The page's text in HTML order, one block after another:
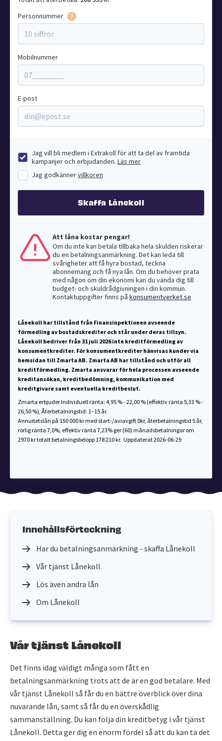
Personnummer
Mobilnummer
E-post
Jag vill bli medlem i Extrakoll för att ta del av framtida
kampanjer och erbjudanden. Läs mer
Jag godkännervillkoren
Skaffa Lånekoll
Att låna kostar pengar!
Om du inte kan betala tillbaka hela skulden riskerar
du en betalningsanmärkning. Det kan leda till
svårigheter att få hyra bostad, teckna
abonnemang och få nya lån. Om du behöver prata
med någon om din ekonomi kan du vända dig till
budget- och skuldrådgivningen i din kommun.
Kontaktuppgifter finns på konsumentverket.se
Lånekoll har tillstånd från Finansinpektionen avseende
förmedling av bostadskrediter och står under deras tillsyn.
Lånekoll bedriver från 31 juli 2026 inte kreditförmedling av
konsumentkrediter. För konsumentkrediter hänvisas kunder via
hemsidan till Zmarta AB. Zmarta AB har tillstånd och utför all
kreditförmedling. Zmarta ansvarar för hela processen avseende
kreditansökan, kreditbedömning, kommunikation med
kreditgivare samt eventuella kreditbeslut.
Zmarta erbjuder Individuell ränta: 4,95 % - 22,00 % (effektiv ränta 5,33 % -
26,50 %), Återbetalningstid: 1–15 år.
Annuitetslån på 150 000 kr med start-/aviavgift 0kr, återbetalningstid 5 år,
rörlig ränta 7,0%, effektiv ränta 7,23% ger (60) månadsbetalningar om
2970 kr totalt betalningsbelopp 178 210 kr. Uppdaterat 2026-06-29
Innehållsförteckning
Har du betalningsanmärkning - skaffa Lånekoll
Vår tjänst Lånekoll
Lös även andra lån
Om Lånekoll
Vår tjänst Lånekoll
Det finns idag väldigt många som fått en
betalningsanmärkning trots att de är en god betalare. Med
vår tjänst Lånekoll så får du en bättre överblick över dina
nuvarande lån, samt så får du en överskådlig
sammanställning. Du kan följa din kreditbetyg i vår tjänst
Lånekoll. Detta ger dig en enorm fördel så att du kan ta det